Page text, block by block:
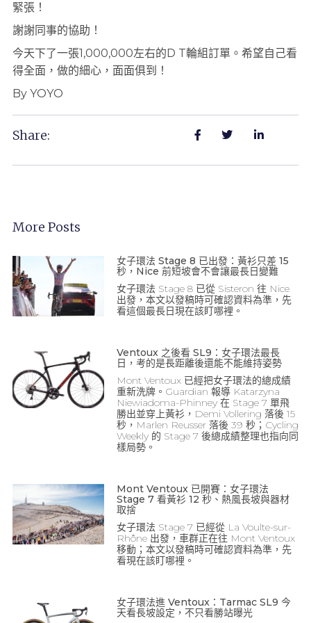
緊張！
謝謝同事的協助！
今天下了一張1,000,000左右的D T輪組訂單。希望自己看
得全面，做的細心，面面俱到！
By YOYO
Share:
More Posts
女子環法 Stage 8 已出發：黃衫只差 15
秒，Nice 前短坡會不會讓最長日變難
女子環法 Stage 8 已從 Sisteron 往 Nice
出發，本文以發稿時可確認資料為準，先
看這個最長日現在該盯哪裡。
Ventoux 之後看 SL9：女子環法最長
日，考的是長距離後還能不能維持姿勢
Mont Ventoux 已經把女子環法的總成績
重新洗牌。Guardian 報導 Katarzyna
Niewiadoma-Phinney 在 Stage 7 單飛
勝出並穿上黃衫，Demi Vollering 落後 15
秒，Marlen Reusser 落後 39 秒；Cycling
Weekly 的 Stage 7 後總成績整理也指向同
樣局勢。
Mont Ventoux 已開賽：女子環法
Stage 7 看黃衫 12 秒、熱風長坡與器材
取捨
女子環法 Stage 7 已經從 La Voulte-sur-
Rhône 出發，車群正在往 Mont Ventoux
移動；本文以發稿時可確認資料為準，先
看現在該盯哪裡。
女子環法進 Ventoux：Tarmac SL9 今
天看長坡設定，不只看勝站曝光